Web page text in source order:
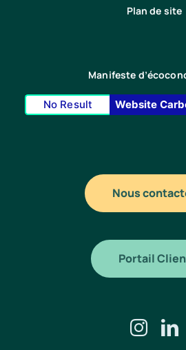
Plan de site
Manifeste
No Result Website
Nous
Portail